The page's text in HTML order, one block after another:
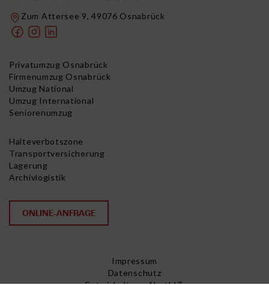
Zum Attersee 9, 49076 Osnabrück
Privatumzug Osnabrück
Firmenumzug Osnabrück
Umzug National
Umzug International
Seniorenumzug
Halteverbotszone
Transportversicherung
Lagerung
Archivlogistik
ONLINE-ANFRAGE
Impressum
Datenschutz